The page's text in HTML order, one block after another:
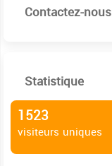
Contactez-nous
Statistique
1523
visiteurs uniques